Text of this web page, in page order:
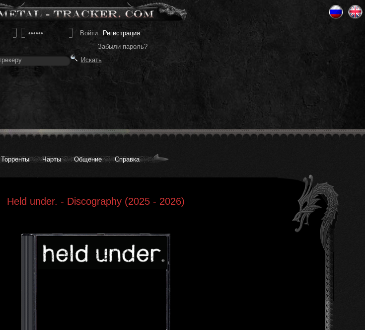
Регистрация
Забыли пароль?
Торренты Чарты Общение Справка
Held under. - Discography (2025 - 2026)